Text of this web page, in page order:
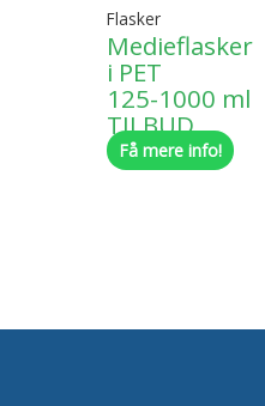
Flasker
Medieflasker
i PET
125-1000 ml
TILBUD
Få mere info!